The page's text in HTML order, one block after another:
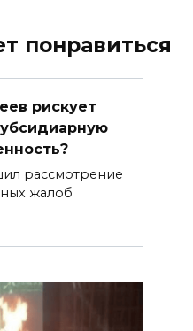
понравиться
рискует
рассмотрение
жалоб